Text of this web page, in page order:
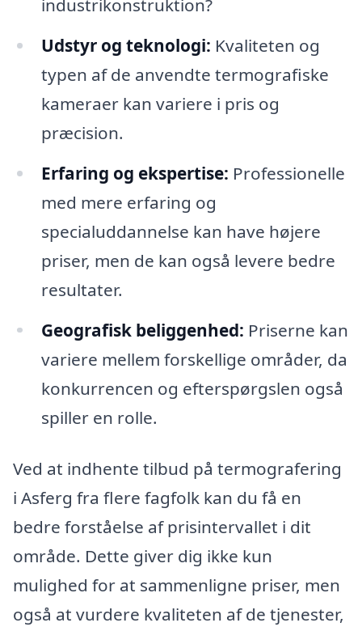
industrikonstruktion?
Udstyr og teknologi: Kvaliteten og
typen af de anvendte termografiske
kameraer kan variere i pris og
præcision.
Erfaring og ekspertise: Professionelle
med mere erfaring og
specialuddannelse kan have højere
priser, men de kan også levere bedre
resultater.
Geografisk beliggenhed: Priserne kan
variere mellem forskellige områder, da
konkurrencen og efterspørgslen også
spiller en rolle.
Ved at indhente tilbud på termografering
i Asferg fra flere fagfolk kan du få en
bedre forståelse af prisintervallet i dit
område. Dette giver dig ikke kun
mulighed for at sammenligne priser, men
også at vurdere kvaliteten af de tjenester,